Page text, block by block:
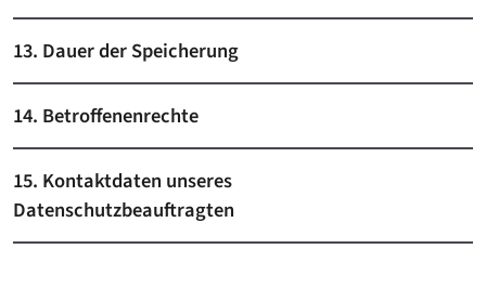
13. Dauer der Speicherung
14. Betroffenenrechte
15. Kontaktdaten unseres
Datenschutzbeauftragten